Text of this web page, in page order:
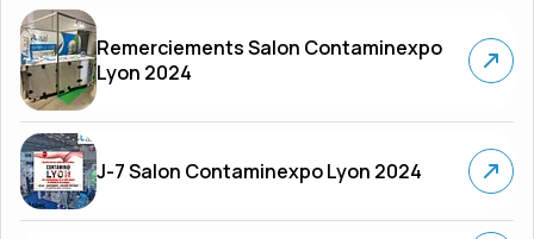
Remerciements Salon Contaminexpo
Lyon 2024
J-7 Salon Contaminexpo Lyon 2024